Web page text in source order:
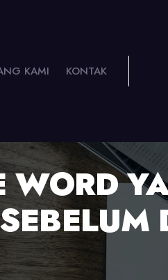
KAMI KONTAK
WORD